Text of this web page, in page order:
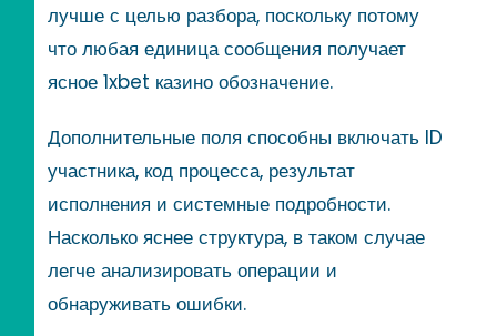
лучше с целью разбора, поскольку потому
что любая единица сообщения получает
ясное 1xbet казино обозначение.
Дополнительные поля способны включать ID
участника, код процесса, результат
исполнения и системные подробности.
Насколько яснее структура, в таком случае
легче анализировать операции и
обнаруживать ошибки.